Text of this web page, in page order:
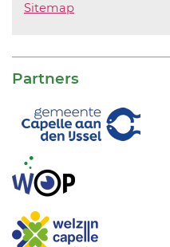
Sitemap
Partners